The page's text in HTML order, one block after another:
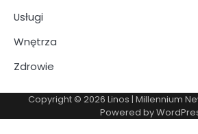
Usługi
Wnętrza
Zdrowie
Copyright © 2026 Linos | Millennium
Powered by